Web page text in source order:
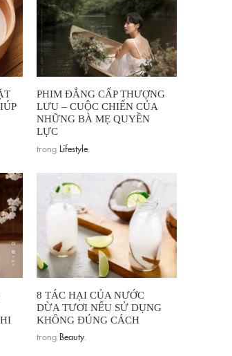
PHIM ĐẲNG CẤP THƯỢNG
LƯU – CUỘC CHIẾN CỦA
NHỮNG BÀ MẸ QUYỀN
LỰC
trong Lifestyle
8 TÁC HẠI CỦA NƯỚC
DỪA TƯƠI NẾU SỬ DỤNG
KHÔNG ĐÚNG CÁCH
trong Beauty.